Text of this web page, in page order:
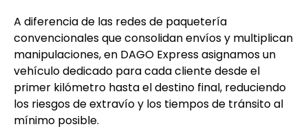
A diferencia de las redes de paquetería
convencionales que consolidan envíos y multiplican
manipulaciones, en DAGO Express asignamos un
vehículo dedicado para cada cliente desde el
primer kilómetro hasta el destino final, reduciendo
los riesgos de extravío y los tiempos de tránsito al
mínimo posible.